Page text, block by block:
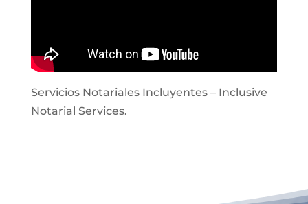
Servicios Notariales Incluyentes – Inclusive
Notarial Services.